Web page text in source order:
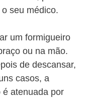
seu médico.
um formigueiro
ou na mão.
de descansar,
casos, a
atenuada por